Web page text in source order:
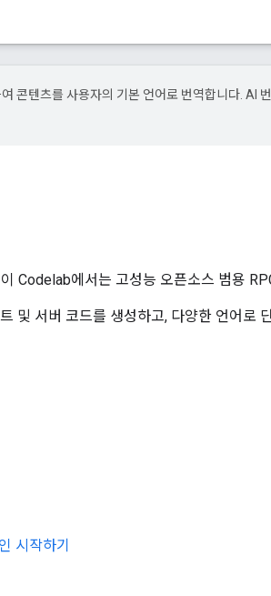
콘텐츠를 사용자의 기본 언어로 번역합니다. AI
Codelab에서는 고성능 오픈소스 범용
및 서버 코드를 생성하고, 다양한 언어로
시작하기